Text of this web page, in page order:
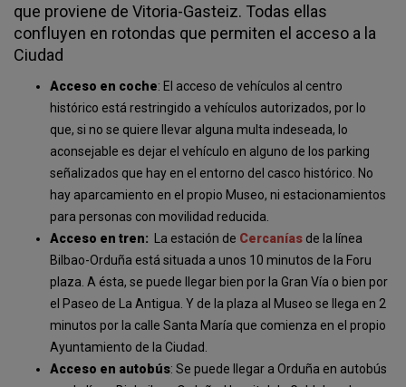
que proviene de Vitoria-Gasteiz. Todas ellas
confluyen en rotondas que permiten el acceso a la
Ciudad
Acceso en coche: El acceso de vehículos al centro
histórico está restringido a vehículos autorizados, por lo
que, si no se quiere llevar alguna multa indeseada, lo
aconsejable es dejar el vehículo en alguno de los parking
señalizados que hay en el entorno del casco histórico. No
hay aparcamiento en el propio Museo, ni estacionamientos
para personas con movilidad reducida.
Acceso en tren: La estación de Cercanías de la línea
Bilbao-Orduña está situada a unos 10 minutos de la Foru
plaza. A ésta, se puede llegar bien por la Gran Vía o bien por
el Paseo de La Antigua. Y de la plaza al Museo se llega en 2
minutos por la calle Santa María que comienza en el propio
Ayuntamiento de la Ciudad.
Acceso en autobús: Se puede llegar a Orduña en autobús